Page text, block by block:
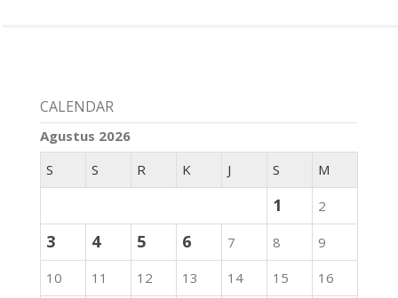
CALENDAR
Agustus 2026
S
S R K J S M
1 2
3 4 5 6 7 8
9
10
11 12 13 14 15
16